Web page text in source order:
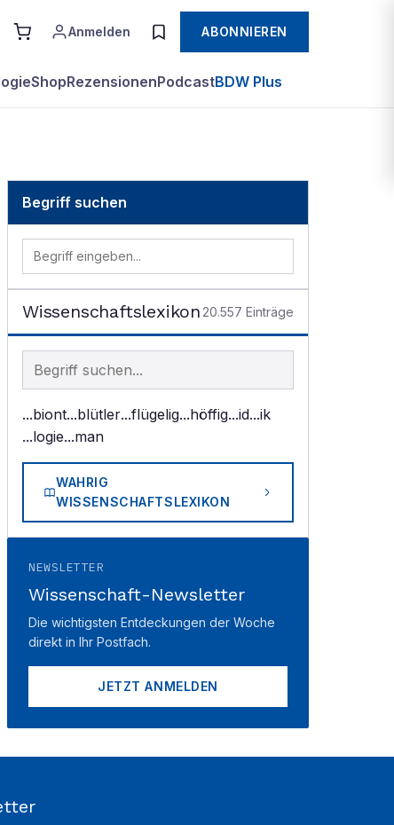
Anmelden ABONNIEREN
ShopRezensionenPodcastBDW Plus
Begriff suchen
Wissenschaftslexikon 20.557 Einträge
Begriff im Lexikon suchen
...biont...blütler...flügelig...höffig...id...ik
...logie...man
WAHRIG
WISSENSCHAFTSLEXIKON
NEWSLETTER
Wissenschaft-Newsletter
Die wichtigsten Entdeckungen der Woche
direkt in Ihr Postfach.
JETZT ANMELDEN